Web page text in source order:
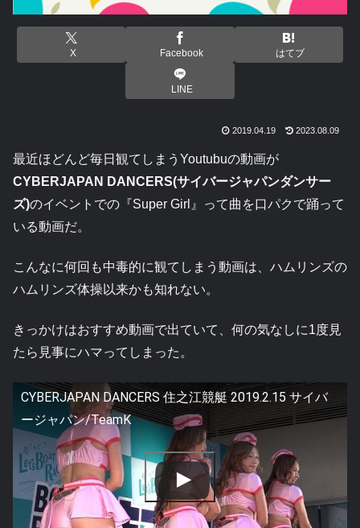
X Facebook はてブ
LINE
2019.04.19 2023.08.09
最近ほどんど毎日観てしまうYoutubuの動画が
CYBERJAPAN DANCERS(サイバージャパンダンサー
ズ)のイベントでの『Super Girl』って曲を口パクで踊って
いる動画だ。
こんなに何回も中毒的に観てしまう動画は、ハムリンズの
ハムリンズ体操以来かも知れない。
きっかけはおすすめ動画で出ていて、何の気なしに1度見
たら見事にハマってしまった。
CYBERJAPAN DANCERS 住之江競艇 2019.2.15 サイバ
ージャパン/TeamK